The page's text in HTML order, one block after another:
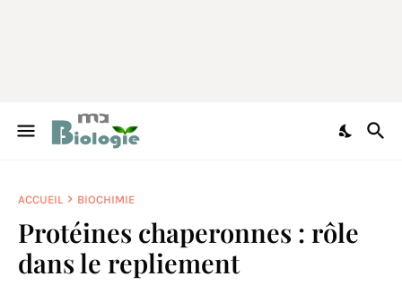
ACCUEIL BIOCHIMIE
Protéines chaperonnes : rôle
dans le repliement